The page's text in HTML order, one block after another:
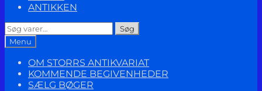
ANTIKKEN
Søg
efter:
Søg
Menu
OM STORRS ANTIKVARIAT
KOMMENDE BEGIVENHEDER
SÆLG BØGER